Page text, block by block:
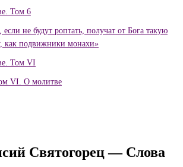
Том 6
не будут роптать, получат от Бога такую
как подвижники монахи»
Том VI
VI. О молитве
Святогорец — Слова